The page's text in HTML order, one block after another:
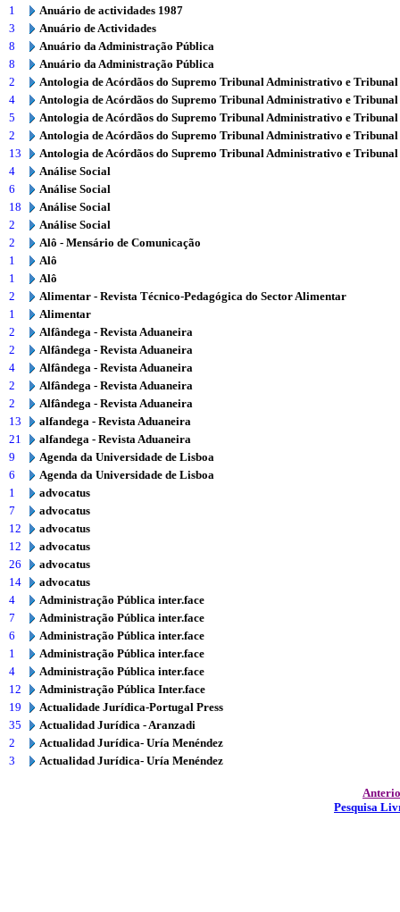
1
Anuário de actividades 1987
3
Anuário de Actividades
8
Anuário da Administração Pública
8
Anuário da Administração Pública
2
Antologia de Acórdãos do Supremo Tribunal Administrativo e
4
Antologia de Acórdãos do Supremo Tribunal Administrativo e
5
Antologia de Acórdãos do Supremo Tribunal Administrativo e
2
Antologia de Acórdãos do Supremo Tribunal Administrativo e
13
Antologia de Acórdãos do Supremo Tribunal Administrativo e
4
Análise Social
6
Análise Social
18
Análise Social
2
Análise Social
2
Alô - Mensário de Comunicação
1
Alô
1
Alô
2
Alimentar - Revista Técnico-Pedagógica do Sector Alimentar
1
Alimentar
2
Alfândega - Revista Aduaneira
2
Alfândega - Revista Aduaneira
4
Alfândega - Revista Aduaneira
2
Alfândega - Revista Aduaneira
2
Alfândega - Revista Aduaneira
13
alfandega - Revista Aduaneira
21
alfandega - Revista Aduaneira
9
Agenda da Universidade de Lisboa
6
Agenda da Universidade de Lisboa
1
advocatus
7
advocatus
12
advocatus
12
advocatus
26
advocatus
14
advocatus
4
Administração Pública inter.face
7
Administração Pública inter.face
6
Administração Pública inter.face
1
Administração Pública inter.face
4
Administração Pública inter.face
12
Administração Pública Inter.face
19
Actualidade Jurídica-Portugal Press
35
Actualidad Jurídica - Aranzadi
2
Actualidad Jurídica- Uría Menéndez
3
Actualidad Jurídica- Uría Menéndez
Pesquisa